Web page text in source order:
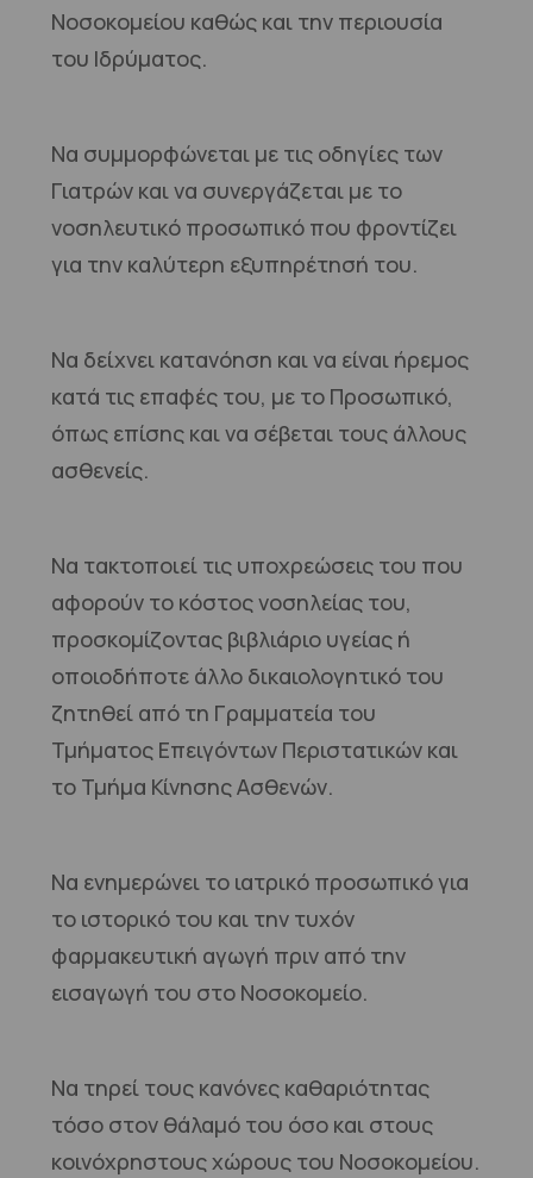
Νοσοκομείου καθώς και την περιουσία
του Ιδρύματος.
Να συμμορφώνεται με τις οδηγίες των
Γιατρών και να συνεργάζεται με το
νοσηλευτικό προσωπικό που φροντίζει
για την καλύτερη εξυπηρέτησή του.
Να δείχνει κατανόηση και να είναι ήρεμος
κατά τις επαφές του, με το Προσωπικό,
όπως επίσης και να σέβεται τους άλλους
ασθενείς.
Να τακτοποιεί τις υποχρεώσεις του που
αφορούν το κόστος νοσηλείας του,
προσκομίζοντας βιβλιάριο υγείας ή
οποιοδήποτε άλλο δικαιολογητικό του
ζητηθεί από τη Γραμματεία του
Τμήματος Επειγόντων Περιστατικών και
το Τμήμα Κίνησης Ασθενών.
Να ενημερώνει το ιατρικό προσωπικό για
το ιστορικό του και την τυχόν
φαρμακευτική αγωγή πριν από την
εισαγωγή του στο Νοσοκομείο.
Να τηρεί τους κανόνες καθαριότητας
τόσο στον θάλαμό του όσο και στους
κοινόχρηστους χώρους του Νοσοκομείου.